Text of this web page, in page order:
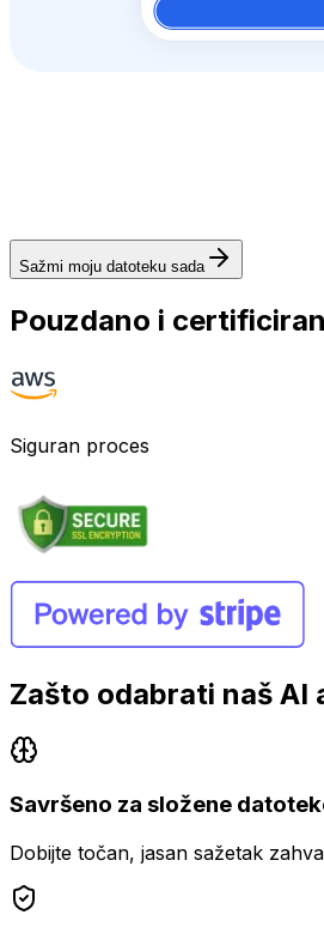
Sažmi moju datoteku sada
Pouzdano i
Siguran proces
Zašto odabrati naš AI
Savršeno za složene
Dobijte točan, jasan sažetak